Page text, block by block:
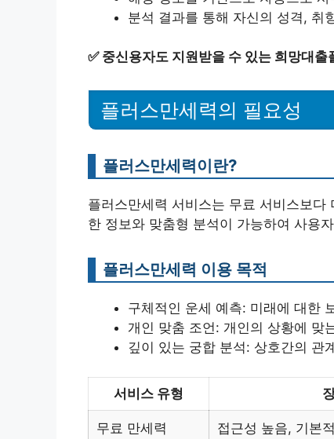
분석 결과를 통해 자신의 성격, 취
✅ 중신용자도 지원받을 수 있는 희망대출
플러스만세력의 필요성
플러스만세력이란?
플러스만세력 서비스는 무료 서비스보
한 정보와 맞춤형 분석이 가능하여 사용
플러스만세력 이용 목적
구체적인 운세 예측: 미래에 대한
개인 맞춤 조언: 개인의 상황에 맞
깊이 있는 궁합 분석: 상호간의 관
서비스 유형
무료 만세력 접근성 높음, 기본